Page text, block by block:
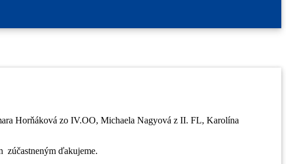
Horňáková zo IV.OO, Michaela Nagyová z II. FL, Karolína
zúčastneným ďakujeme.